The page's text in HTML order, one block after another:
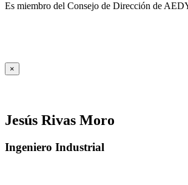
Es miembro del Consejo de Dirección de
×
Jesús Rivas Moro
Ingeniero Industrial